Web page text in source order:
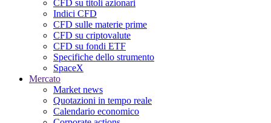
CFD su titoli azionari
Indici CFD
CFD sulle materie prime
CFD su criptovalute
CFD su fondi ETF
Specifiche dello strumento
SpaceX
Mercato
Market news
Quotazioni in tempo reale
Calendario economico